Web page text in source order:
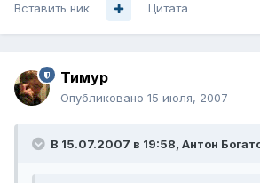
Вставить ник Цитата
Тимур
Опубликовано 15 июля, 2007
В 15.07.2007 в 19:58, Антон